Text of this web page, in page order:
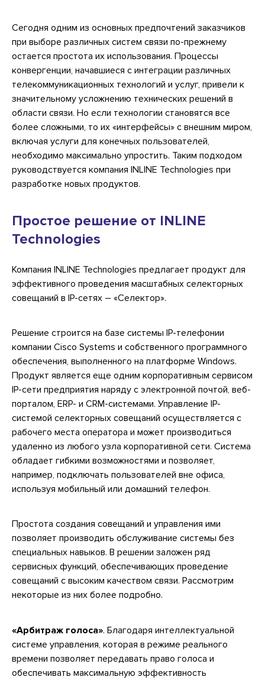
Сегодня одним из основных предпочтений заказчиков
при выборе различных систем связи по-прежнему
остается простота их использования. Процессы
конвергенции, начавшиеся с интеграции различных
телекоммуникационных технологий и услуг, привели к
значительному усложнению технических решений в
области связи. Но если технологии становятся все
более сложными, то их «интерфейсы» с внешним миром,
включая услуги для конечных пользователей,
необходимо максимально упростить. Таким подходом
руководствуется компания INLINE Technologies при
разработке новых продуктов.
Простое решение от INLINE
Technologies
Компания INLINE Technologies предлагает продукт для
эффективного проведения масштабных селекторных
совещаний в IP-сетях – «Селектор».
Решение строится на базе системы IP-телефонии
компании Cisco Systems и собственного программного
обеспечения, выполненного на платформе Windows.
Продукт является еще одним корпоративным сервисом
IP-сети предприятия наряду с электронной почтой, веб-
порталом, ERP- и CRM-системами. Управление IP-
системой селекторных совещаний осуществляется с
рабочего места оператора и может производиться
удаленно из любого узла корпоративной сети. Система
обладает гибкими возможностями и позволяет,
например, подключать пользователей вне офиса,
используя мобильный или домашний телефон.
Простота создания совещаний и управления ими
позволяет производить обслуживание системы без
специальных навыков. В решении заложен ряд
сервисных функций, обеспечивающих проведение
совещаний с высоким качеством связи. Рассмотрим
некоторые из них более подробно.
«Арбитраж голоса». Благодаря интеллектуальной
системе управления, которая в режиме реального
времени позволяет передавать право голоса и
обеспечивать максимальную эффективность